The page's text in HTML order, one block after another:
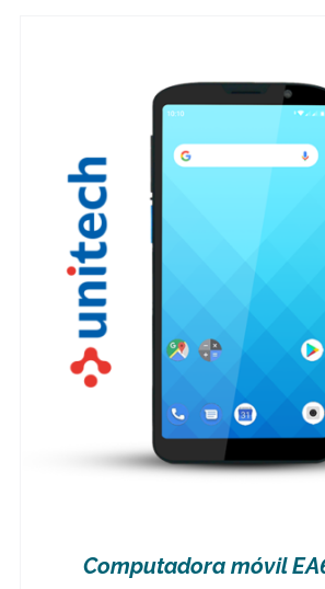
Computadora móvil